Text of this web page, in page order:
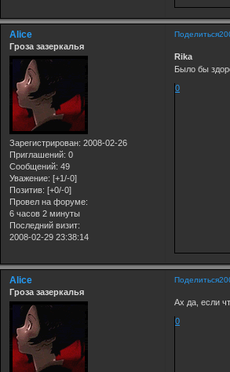
Поделиться
Alice
Гроза зазеркалья
Зарегистрирован: 2008-02-26
Приглашений: 0
Сообщений: 49
Уважение: [+1/-0]
Позитив: [+0/-0]
Провел на форуме:
6 часов 2 минуты
Последний визит:
2008-02-29 23:38:14
Rika
Было бы
0
Поделиться
Alice
Гроза зазеркалья
Ах да, если
0